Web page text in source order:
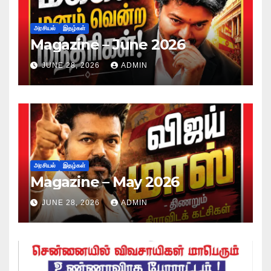
அரசியல் இதழ்கள்
Magazine – June 2026
JUNE 28, 2026 ADMIN
அரசியல் இதழ்கள்
Magazine – May 2026
JUNE 28, 2026 ADMIN